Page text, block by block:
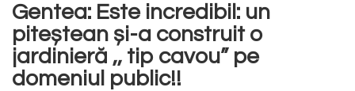
Gentea: Este incredibil: un
piteștean și-a construit o
jardinieră ,, tip cavou” pe
domeniul public!!